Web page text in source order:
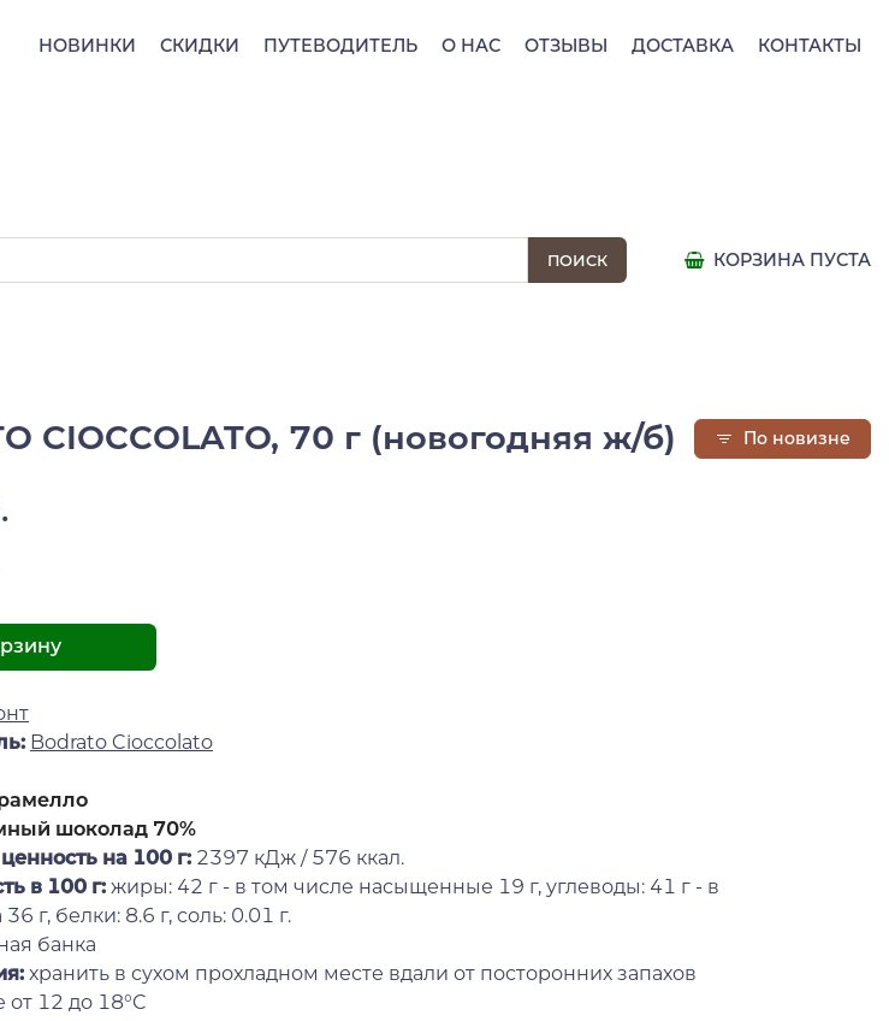
НОВИНКИ СКИДКИ ПУТЕВОДИТЕЛЬ О НАС ОТЗЫВЫ ДОСТАВКА КОНТАКТЫ
КОРЗИНА ПУСТА
CIOCCOLATO, 70 г (новогодняя ж/б)
Bodrato Cioccolato
шоколад 70%
на 100 г: 2397 кДж / 576 ккал.
в 100 г: жиры: 42 г - в том числе насыщенные 19 г, углеводы: 41 г - в
г, белки: 8.6 г, соль: 0.01 г.
банка
хранить в сухом прохладном месте вдали от посторонних запахов
от 12 до 18°С
По новизне